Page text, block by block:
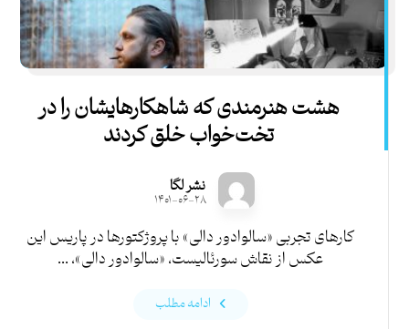
هشت هنرمندی که شاهکارهایشان را در
تخت‌خواب خلق کردند
نشر لگا
۱۴۰۱-۰۶-۲۸
کارهای تجربی «سالوادور دالی» با پروژکتورها در پاریس این
عکس از نقاش سورئالیست، «سالوادور دالی»، ...
ادامه مطلب